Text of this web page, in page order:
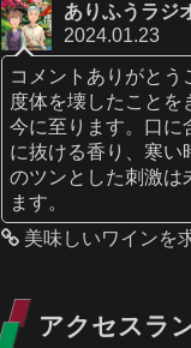
ありふうラジ
2024.01.23
コメントありがとう
度体を壊したことを
今に至ります。口に
に抜ける香り、寒い
のツンとした刺激は
ます。
美味しいワインを
アクセスラ